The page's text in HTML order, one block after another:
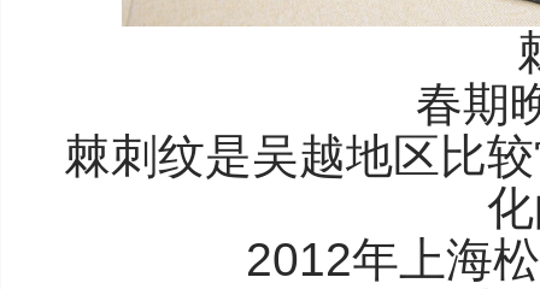
春期
棘刺纹是吴越地区比
2012年上海